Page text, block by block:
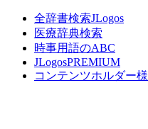
全辞書検索JLogos
医療辞典検索
時事用語のABC
JLogosPREMIUM
コンテンツホルダー様